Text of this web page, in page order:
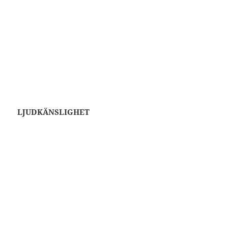
LJUDKÄNSLIGHET